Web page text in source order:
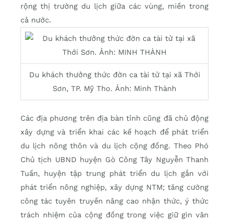
rộng thị trường du lịch giữa các vùng, miền trong
cả nước.
Du khách thưởng thức đờn ca tài tử tại xã Thới
Sơn, TP. Mỹ Tho. Ảnh: Minh Thành
Các địa phương trên địa bàn tỉnh cũng đã chủ động
xây dựng và triển khai các kế hoạch để phát triển
du lịch nông thôn và du lịch cộng đồng. Theo Phó
Chủ tịch UBND huyện Gò Công Tây Nguyễn Thanh
Tuấn, huyện tập trung phát triển du lịch gắn với
phát triển nông nghiệp, xây dựng NTM; tăng cường
công tác tuyên truyền nâng cao nhận thức, ý thức
trách nhiệm của cộng đồng trong việc giữ gìn văn